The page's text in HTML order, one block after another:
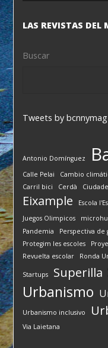
LAS REVISTAS DEL
Buscar
Tweets by bcnnymag
Antonio Domínguez
Calle Pelai
Cambio
Carril bici
Cerdà
Eixample Escola
Juegos Olimpicos
Pandemia
Perspectiva de
Protegim les escoles
Revuelta escolar
Ronda
Startups Superilla
Urbanismo
Urbanismo inclusivo
Via Laietana